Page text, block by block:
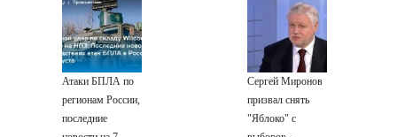
живых пациентов
своём отце -
история одной
семьи
потребовали
ужесточить -
Новости на
Вести.ru
Атаки БПЛА по
регионам России,
последние
Сергей Миронов
призвал снять
"Яблоко" с